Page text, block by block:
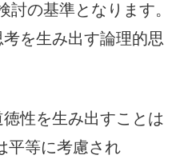
の基準となります。
を生み出す論理的思
性を生み出すことは
平等に考慮され